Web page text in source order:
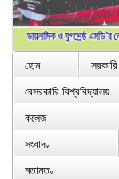
হোম
বেসরকারি বিশ্ববিদ্যালয়
কলেজ
সংবাদ∨
মতামত∨